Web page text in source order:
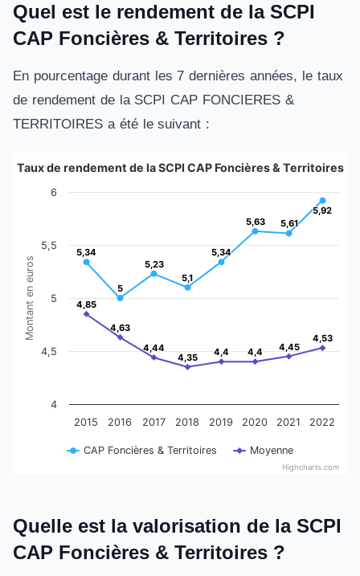
Quel est le rendement de la SCPI
CAP Foncières & Territoires ?
En pourcentage durant les 7 dernières années, le taux
de rendement de la SCPI CAP FONCIERES &
TERRITOIRES a été le suivant :
Taux de rendement de la SCPI CAP
The chart has 1 X axis displaying categories.
The chart has 1 Y axis displaying Montant en euros. Data
Montant en euros
Taux de rendement de la SCPI CAP Foncières & Territoires
5,34
5,34
5
5
5,23
5,23
5,1
5,1
5,34
5,34
5,63
5,63 5,61
5,61
5,92
5,92
4,85
4,85
4,63
4,63
4,44
4,44
4,35
4,35 4,4
4,4 4,4
4,4 4,45
4,45
4,53
4,53
CAP Foncières & Territoires Moyenne
2015 2016 2017 2018 2019 2020 2021 2022
4
4,5
5
5,5
6
Highcharts.com
Quelle est la valorisation de la SCPI
CAP Foncières & Territoires ?